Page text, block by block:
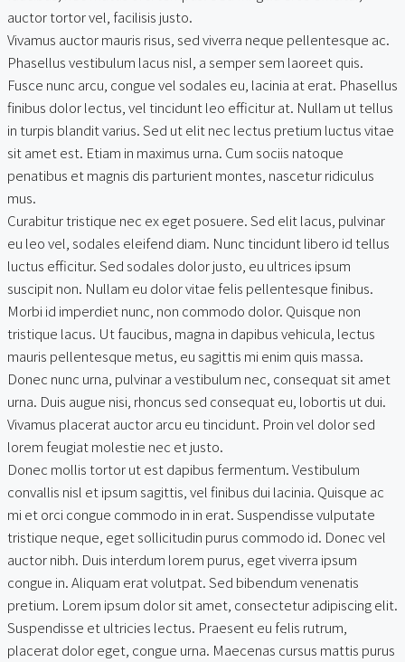
auctor tortor vel, facilisis justo.
Vivamus auctor mauris risus, sed viverra neque pellentesque ac.
Phasellus vestibulum lacus nisl, a semper sem laoreet quis.
Fusce nunc arcu, congue vel sodales eu, lacinia at erat. Phasellus
finibus dolor lectus, vel tincidunt leo efficitur at. Nullam ut tellus
in turpis blandit varius. Sed ut elit nec lectus pretium luctus vitae
sit amet est. Etiam in maximus urna. Cum sociis natoque
penatibus et magnis dis parturient montes, nascetur ridiculus
mus.
Curabitur tristique nec ex eget posuere. Sed elit lacus, pulvinar
eu leo vel, sodales eleifend diam. Nunc tincidunt libero id tellus
luctus efficitur. Sed sodales dolor justo, eu ultrices ipsum
suscipit non. Nullam eu dolor vitae felis pellentesque finibus.
Morbi id imperdiet nunc, non commodo dolor. Quisque non
tristique lacus. Ut faucibus, magna in dapibus vehicula, lectus
mauris pellentesque metus, eu sagittis mi enim quis massa.
Donec nunc urna, pulvinar a vestibulum nec, consequat sit amet
urna. Duis augue nisi, rhoncus sed consequat eu, lobortis ut dui.
Vivamus placerat auctor arcu eu tincidunt. Proin vel dolor sed
lorem feugiat molestie nec et justo.
Donec mollis tortor ut est dapibus fermentum. Vestibulum
convallis nisl et ipsum sagittis, vel finibus dui lacinia. Quisque ac
mi et orci congue commodo in in erat. Suspendisse vulputate
tristique neque, eget sollicitudin purus commodo id. Donec vel
auctor nibh. Duis interdum lorem purus, eget viverra ipsum
congue in. Aliquam erat volutpat. Sed bibendum venenatis
pretium. Lorem ipsum dolor sit amet, consectetur adipiscing elit.
Suspendisse et ultricies lectus. Praesent eu felis rutrum,
placerat dolor eget, congue urna. Maecenas cursus mattis purus